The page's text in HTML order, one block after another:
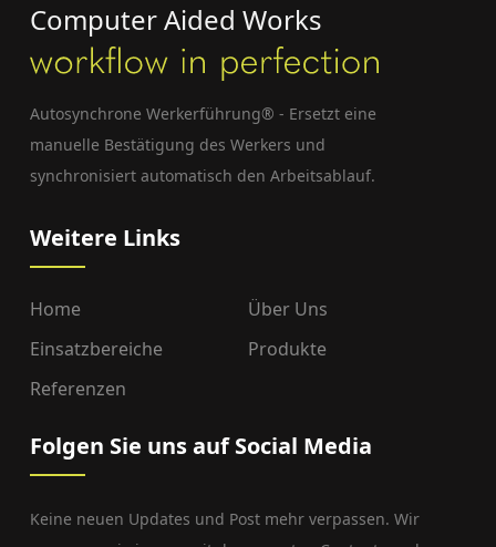
Computer Aided Works
Autosynchrone Werkerführung® - Ersetzt eine
manuelle Bestätigung des Werkers und
synchronisiert automatisch den Arbeitsablauf.
Weitere Links
Home
Über Uns
Einsatzbereiche
Produkte
Referenzen
Folgen Sie uns auf Social Media
Keine neuen Updates und Post mehr verpassen. Wir